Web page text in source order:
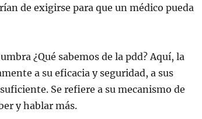
de exigirse para que un médico pueda
¿Qué sabemos de la pdd? Aquí, la
a su eficacia y seguridad, a sus
Se refiere a su mecanismo de
y hablar más.